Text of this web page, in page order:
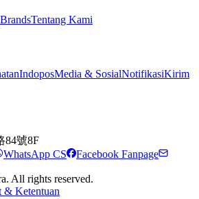
BrandsTentang Kami
IndoposMedia & SosialNotifikasiKirim
84號8F
WhatsApp CS
Facebook Fanpage
All rights reserved.
& Ketentuan